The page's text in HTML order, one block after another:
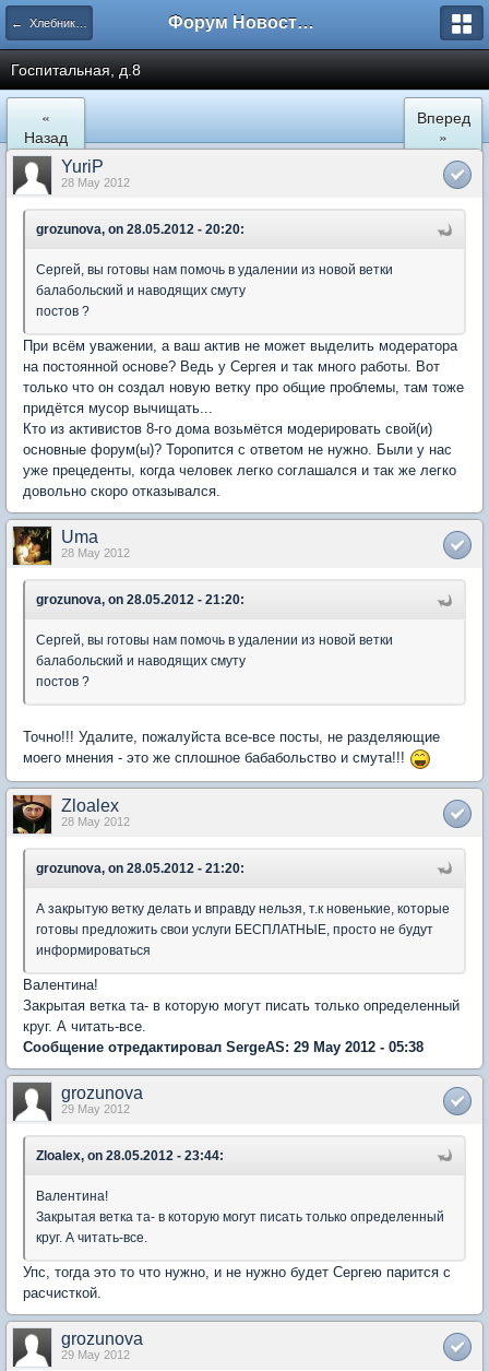
← Хлебниково Форум Новостройки
Госпитальная, д.8
«
Назад
Вперед
»
YuriP
28 May 2012
grozunova, on 28.05.2012 - 20:20:
Сергей, вы готовы нам помочь в удалении из новой ветки
балабольский и наводящих смуту
постов ?
При всём уважении, а ваш актив не может выделить модератора
на постоянной основе? Ведь у Сергея и так много работы. Вот
только что он создал новую ветку про общие проблемы, там тоже
придётся мусор вычищать...
Кто из активистов 8-го дома возьмётся модерировать свой(и)
основные форум(ы)? Торопится с ответом не нужно. Были у нас
уже прецеденты, когда человек легко соглашался и так же легко
довольно скоро отказывался.
Uma
28 May 2012
grozunova, on 28.05.2012 - 21:20:
Сергей, вы готовы нам помочь в удалении из новой ветки
балабольский и наводящих смуту
постов ?
Точно!!! Удалите, пожалуйста все-все посты, не разделяющие
моего мнения - это же сплошное бабабольство и смута!!!
Zloalex
28 May 2012
grozunova, on 28.05.2012 - 21:20:
А закрытую ветку делать и вправду нельзя, т.к новенькие, которые
готовы предложить свои услуги БЕСПЛАТНЫЕ, просто не будут
информироваться
Валентина!
Закрытая ветка та- в которую могут писать только определенный
круг. А читать-все.
Сообщение отредактировал SergeAS: 29 May 2012 - 05:38
grozunova
29 May 2012
Zloalex, on 28.05.2012 - 23:44:
Валентина!
Закрытая ветка та- в которую могут писать только определенный
круг. А читать-все.
Упс, тогда это то что нужно, и не нужно будет Сергею парится с
расчисткой.
grozunova
29 May 2012